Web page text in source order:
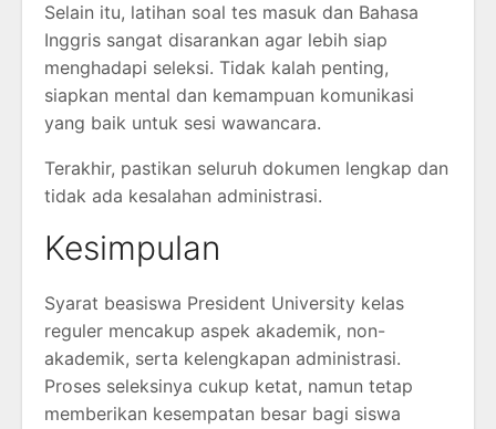
Selain itu, latihan soal tes masuk dan Bahasa
Inggris sangat disarankan agar lebih siap
menghadapi seleksi. Tidak kalah penting,
siapkan mental dan kemampuan komunikasi
yang baik untuk sesi wawancara.
Terakhir, pastikan seluruh dokumen lengkap dan
tidak ada kesalahan administrasi.
Kesimpulan
Syarat beasiswa President University kelas
reguler mencakup aspek akademik, non-
akademik, serta kelengkapan administrasi.
Proses seleksinya cukup ketat, namun tetap
memberikan kesempatan besar bagi siswa